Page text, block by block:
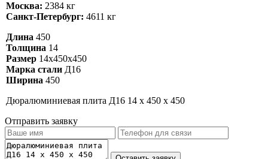
Москва: 2384 кг
Санкт-Петербург: 4611 кг
Длина 450
Толщина 14
Размер 14х450х450
Марка стали Д16
Ширина 450
Дюралюминиевая плита Д16 14 х 450 х 450
Отправить заявку